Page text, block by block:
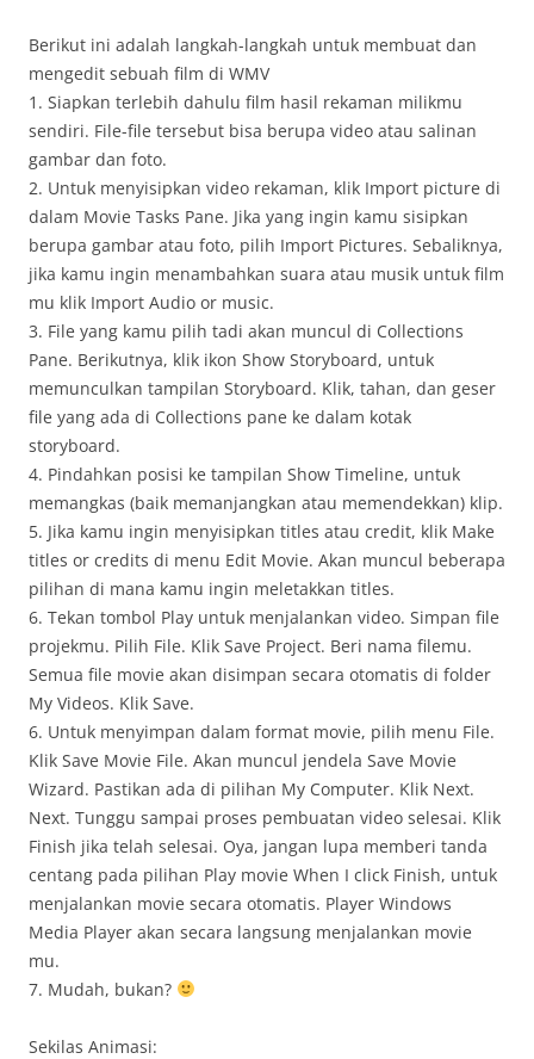
Berikut ini adalah langkah-langkah untuk membuat dan
mengedit sebuah film di WMV
1. Siapkan terlebih dahulu film hasil rekaman milikmu
sendiri. File-file tersebut bisa berupa video atau salinan
gambar dan foto.
2. Untuk menyisipkan video rekaman, klik Import picture di
dalam Movie Tasks Pane. Jika yang ingin kamu sisipkan
berupa gambar atau foto, pilih Import Pictures. Sebaliknya,
jika kamu ingin menambahkan suara atau musik untuk film
mu klik Import Audio or music.
3. File yang kamu pilih tadi akan muncul di Collections
Pane. Berikutnya, klik ikon Show Storyboard, untuk
memunculkan tampilan Storyboard. Klik, tahan, dan geser
file yang ada di Collections pane ke dalam kotak
storyboard.
4. Pindahkan posisi ke tampilan Show Timeline, untuk
memangkas (baik memanjangkan atau memendekkan) klip.
5. Jika kamu ingin menyisipkan titles atau credit, klik Make
titles or credits di menu Edit Movie. Akan muncul beberapa
pilihan di mana kamu ingin meletakkan titles.
6. Tekan tombol Play untuk menjalankan video. Simpan file
projekmu. Pilih File. Klik Save Project. Beri nama filemu.
Semua file movie akan disimpan secara otomatis di folder
My Videos. Klik Save.
6. Untuk menyimpan dalam format movie, pilih menu File.
Klik Save Movie File. Akan muncul jendela Save Movie
Wizard. Pastikan ada di pilihan My Computer. Klik Next.
Next. Tunggu sampai proses pembuatan video selesai. Klik
Finish jika telah selesai. Oya, jangan lupa memberi tanda
centang pada pilihan Play movie When I click Finish, untuk
menjalankan movie secara otomatis. Player Windows
Media Player akan secara langsung menjalankan movie
mu.
7. Mudah, bukan?
Sekilas Animasi: